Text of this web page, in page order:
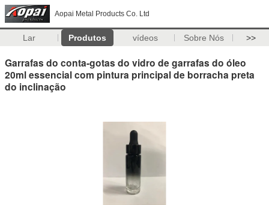
Aopai Metal Products Co. Ltd
Lar Produtos vídeos Sobre Nós >>
Garrafas do conta-gotas do vidro de garrafas do óleo
20ml essencial com pintura principal de borracha preta
do inclinação